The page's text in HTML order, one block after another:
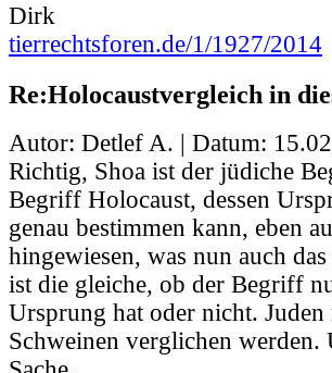
Dirk
tierrechtsforen.de/1/1927/2014
Re:Holocaustvergleich in
Autor: Detlef A. | Datum:
Richtig, Shoa ist der jüdiche
Begriff Holocaust, dessen
genau bestimmen kann, eben
hingewiesen, was nun auch
ist die gleiche, ob der Begriff
Ursprung hat oder nicht.
Schweinen verglichen